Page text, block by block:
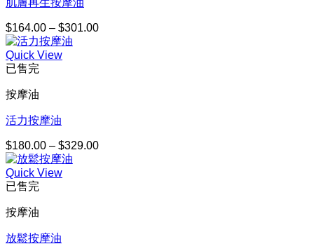
肌膚再生按摩油
$164.00 – $301.00價
Quick View
已售完
按摩油
活力按摩油
$180.00 – $329.00價
Quick View
已售完
按摩油
放鬆按摩油